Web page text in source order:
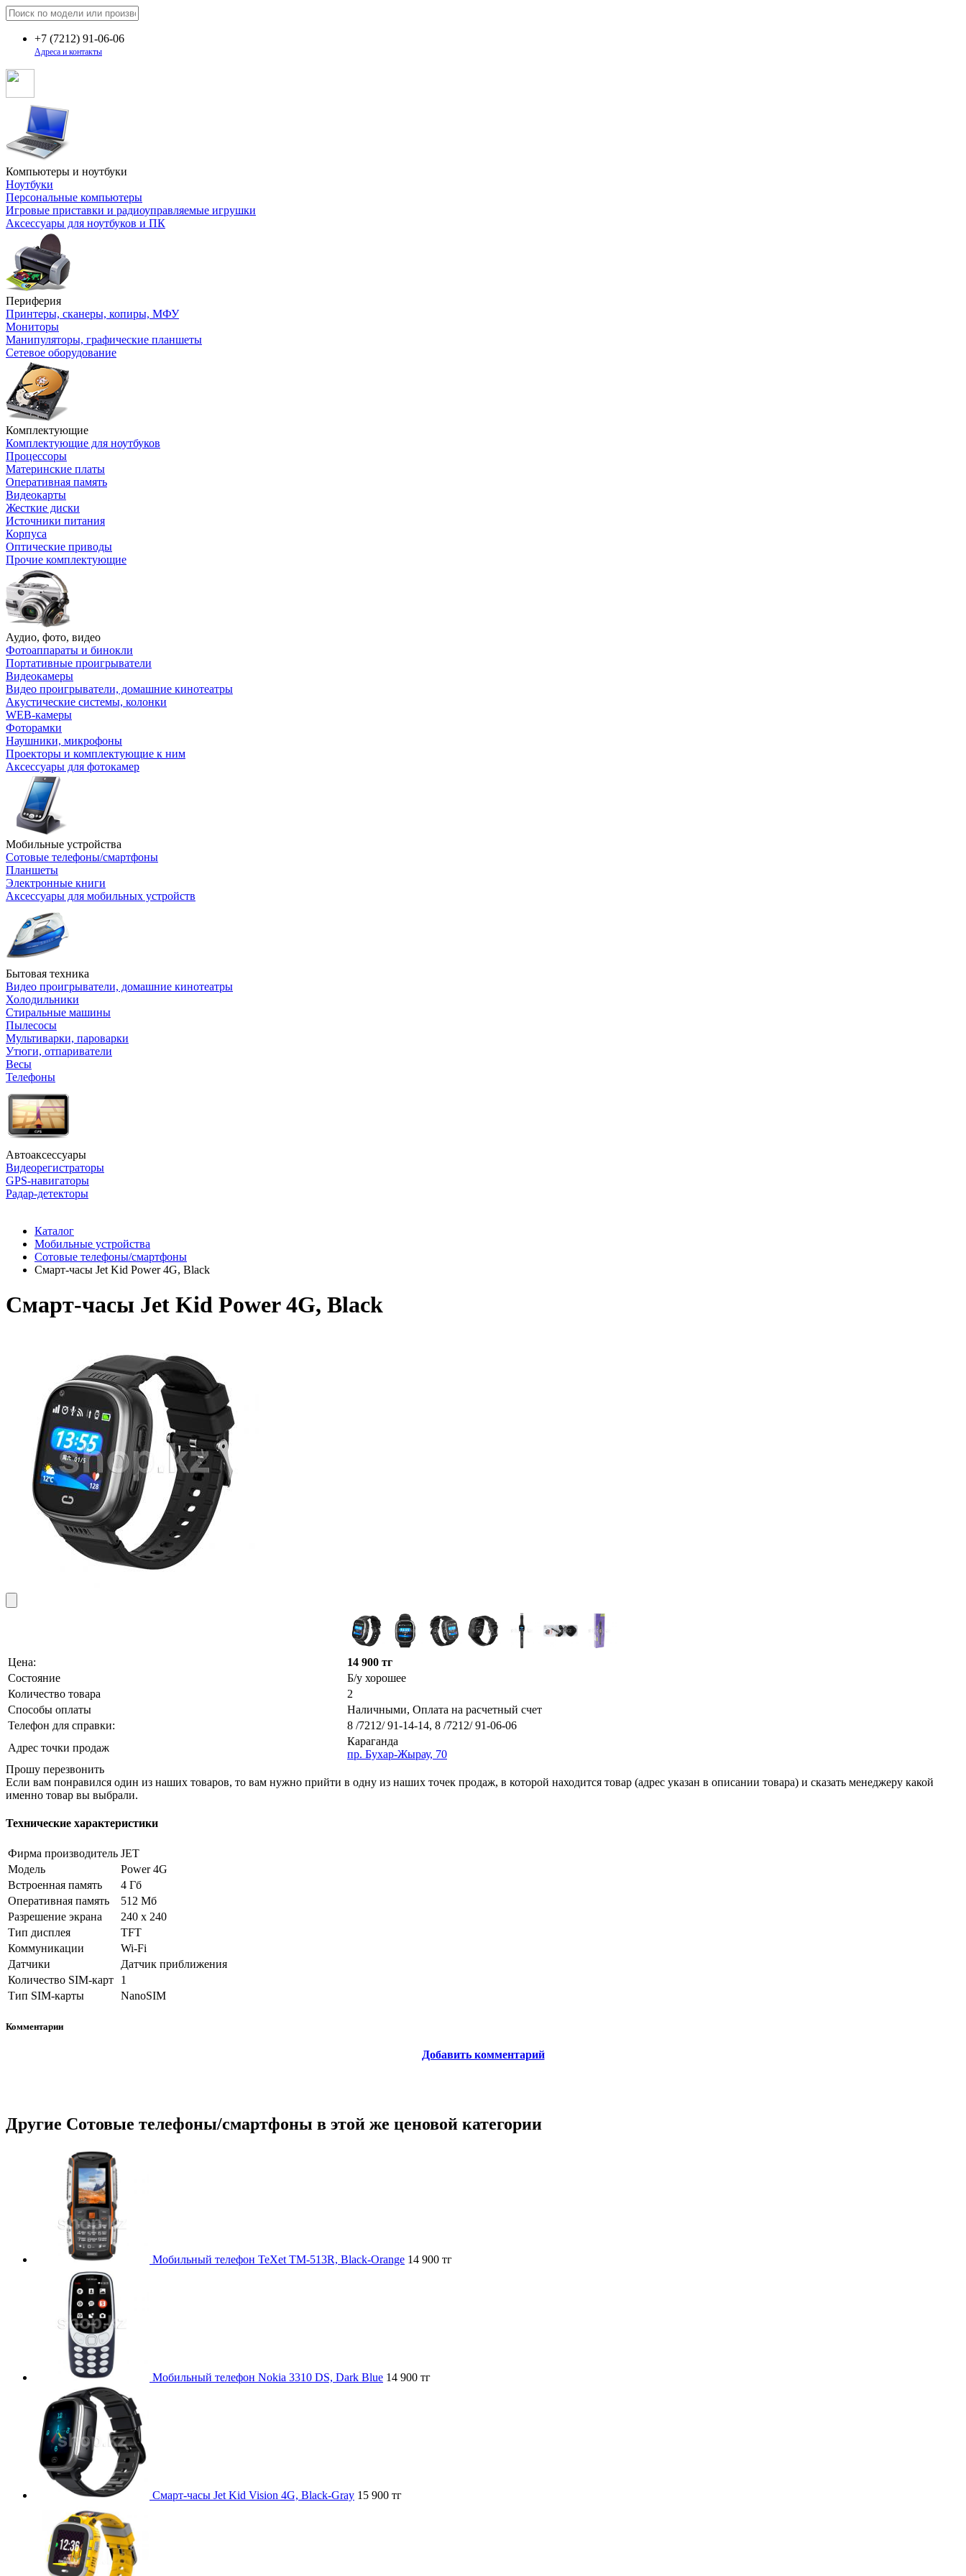
+7 (7212) 91-06-06
Адреса и контакты
Компьютеры и ноутбуки
Ноутбуки
Персональные компьютеры
Игровые приставки и радиоуправляемые игрушки
Аксессуары для ноутбуков и ПК
Периферия
Принтеры, сканеры, копиры, МФУ
Мониторы
Манипуляторы, графические планшеты
Сетевое оборудование
Комплектующие
Комплектующие для ноутбуков
Процессоры
Материнские платы
Оперативная память
Видеокарты
Жесткие диски
Источники питания
Корпуса
Оптические приводы
Прочие комплектующие
Аудио, фото, видео
Фотоаппараты и бинокли
Портативные проигрыватели
Видеокамеры
Видео проигрыватели, домашние кинотеатры
Акустические системы, колонки
WEB-камеры
Фоторамки
Наушники, микрофоны
Проекторы и комплектующие к ним
Аксессуары для фотокамер
Мобильные устройства
Сотовые телефоны/смартфоны
Планшеты
Электронные книги
Аксессуары для мобильных устройств
Бытовая техника
Видео проигрыватели, домашние кинотеатры
Холодильники
Стиральные машины
Пылесосы
Мультиварки, пароварки
Утюги, отпариватели
Весы
Телефоны
Автоаксессуары
Видеорегистраторы
GPS-навигаторы
Радар-детекторы
Каталог
Мобильные устройства
Сотовые телефоны/смартфоны
Смарт-часы Jet Kid Power 4G, Black
Смарт-часы Jet Kid Power 4G, Black
Цена:
14 900 тг
Состояние
Б/у хорошее
Количество товара
2
Способы оплаты
Наличными, Оплата на расчетный счет
Телефон для справки:
8 /7212/ 91-14-14, 8 /7212/ 91-06-06
Адрес точки продаж
Караганда
пр. Бухар-Жырау, 70
Прошу перезвонить
Если вам понравился один из наших товаров, то вам нужно прийти в одну из наших точек продаж, в которой находится товар (адрес указан в описании товара) и сказать менеджеру какой
именно товар вы выбрали.
Технические характеристики
Фирма производитель JET
Модель
Power 4G
Встроенная память
4 Гб
Оперативная память
512 Мб
Разрешение экрана
240 x 240
Тип дисплея
TFT
Коммуникации
Wi-Fi
Датчики
Датчик приближения
Количество SIM-карт
1
Тип SIM-карты
NanoSIM
Комментарии
Добавить комментарий
Другие Сотовые телефоны/смартфоны в этой же ценовой категории
Мобильный телефон TeXet TM-513R, Black-Orange 14 900 тг
Мобильный телефон Nokia 3310 DS, Dark Blue 14 900 тг
Смарт-часы Jet Kid Vision 4G, Black-Gray 15 900 тг